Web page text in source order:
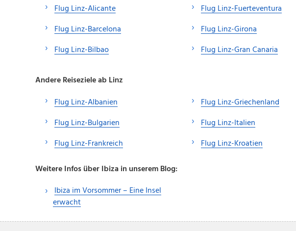
Flug Linz-Alicante
Flug Linz-Barcelona
Flug Linz-Bilbao
Flug Linz-Fuerteventura
Flug Linz-Girona
Flug Linz-Gran Canaria
Andere Reiseziele ab Linz
Flug Linz-Albanien
Flug Linz-Bulgarien
Flug Linz-Frankreich
Flug Linz-Griechenland
Flug Linz-Italien
Flug Linz-Kroatien
Weitere Infos über Ibiza in unserem Blog:
Ibiza im Vorsommer – Eine Insel
erwacht